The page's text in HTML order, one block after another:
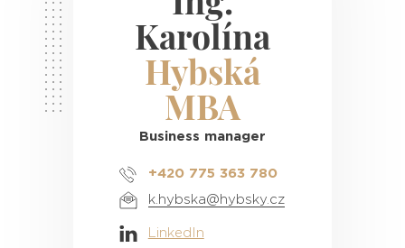
Karolína
Hybská
MBA
Business manager
+420 775 363 780
k.hybska@hybsky.cz
LinkedIn